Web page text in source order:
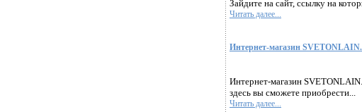
Зайдите на сайт, ссылку на
Читать далее...
Интернет-магазин
Интернет-магазин
здесь вы сможете приобрести...
Читать далее...